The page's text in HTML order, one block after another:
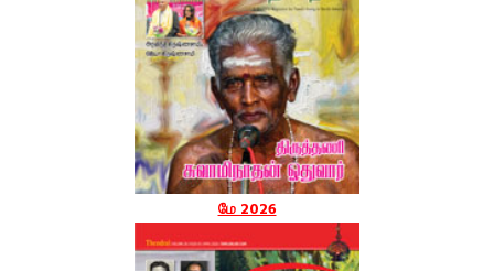
மே 2026